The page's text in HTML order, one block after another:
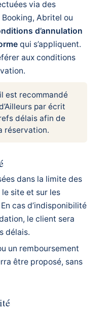
via des
Abritel ou
d’annulation
qui s’appliquent.
aux conditions
est recommandé
par écrit
délais afin de
réservation.
dans la limite des
site et sur les
cas d’indisponibilité
le client sera
délais.
un remboursement
être proposé, sans